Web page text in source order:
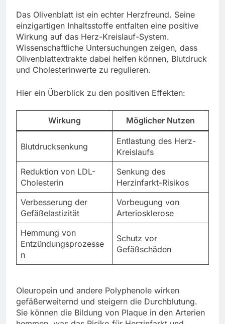
Das Olivenblatt ist ein echter Herzfreund. Seine
einzigartigen Inhaltsstoffe entfalten eine positive
Wirkung auf das Herz-Kreislauf-System.
Wissenschaftliche Untersuchungen zeigen, dass
Olivenblattextrakte dabei helfen können, Blutdruck
und Cholesterinwerte zu regulieren.
Hier ein Überblick zu den positiven Effekten:
Wirkung Möglicher Nutzen
Blutdrucksenkung
Entlastung des Herz-
Kreislaufs
Reduktion von LDL-
Cholesterin
Senkung des
Herzinfarkt-Risikos
Verbesserung der
Gefäßelastizität
Vorbeugung von
Arteriosklerose
Hemmung von
Entzündungsprozesse
n
Schutz vor
Gefäßschäden
Oleuropein und andere Polyphenole wirken
gefäßerweiternd und steigern die Durchblutung.
Sie können die Bildung von Plaque in den Arterien